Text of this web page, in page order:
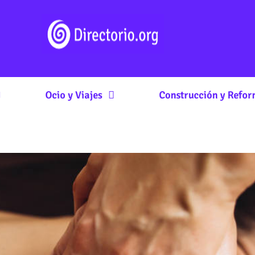
Ocio y Viajes Construcción y